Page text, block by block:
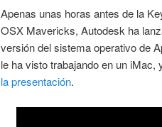
Apenas unas horas antes de la
OSX Mavericks, Autodesk ha
versión del sistema operativo de
le ha visto trabajando en un
la presentación.